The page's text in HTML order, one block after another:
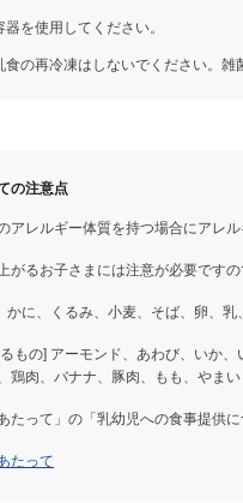
を使用してください。
食の再冷凍はしないでください。雑
の注意点
アレルギー体質を持つ場合にアレ
がるお子さまには注意が必要です
かに、くるみ、小麦、そば、卵、乳
もの] アーモンド、あわび、いか
鶏肉、バナナ、豚肉、もも、やま
たって」の「乳幼児への食事提供
たって